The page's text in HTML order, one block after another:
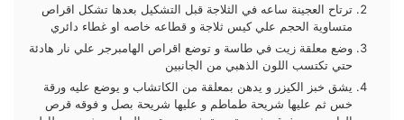
ترتاح العجينة ساعه في الثلاجة قبل التشكيل بعدها تشكل اقراص
متساوية الحجم علي كيس ثلاجة و قطاعه خاصه او غطاء دائري
وضع معلقة زيت في طاسة و توضع اقراص الهامبرجر علي نار هادئة
حتي تكتسب اللون الذهبي من الجانبين
يشق خبز الكيزر و يدهن بمعلقة من الكاتشاب و يوضع عليه ورقة
خس ثم عليها شريحة طماطم و عليها شريحة بصل و فوقه قرص